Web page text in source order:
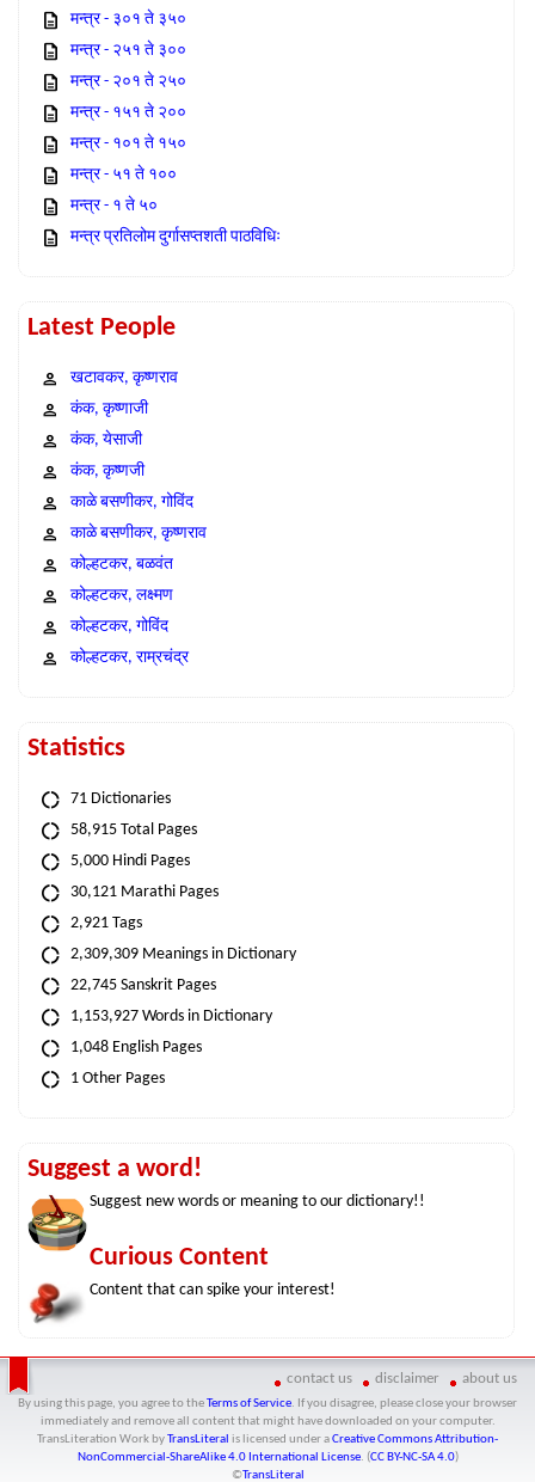
मन्त्र - ३०१ ते ३५०
मन्त्र - २५१ ते ३००
मन्त्र - २०१ ते २५०
मन्त्र - १५१ ते २००
मन्त्र - १०१ ते १५०
मन्त्र - ५१ ते १००
मन्त्र - १ ते ५०
मन्त्र प्रतिलोम दुर्गासप्तशती पाठविधिः
Latest People
खटावकर, कृष्णराव
कंक, कृष्णाजी
कंक, येसाजी
कंक, कृष्णजी
काळे बसणीकर, गोविंद
काळे बसणीकर, कृष्णराव
कोल्हटकर, बळवंत
कोल्हटकर, लक्ष्मण
कोल्हटकर, गोविंद
कोल्हटकर, राम्रचंद्र
Statistics
71 Dictionaries
58,915 Total Pages
5,000 Hindi Pages
30,121 Marathi Pages
2,921 Tags
2,309,309 Meanings in Dictionary
22,745 Sanskrit Pages
1,153,927 Words in Dictionary
1,048 English Pages
1 Other Pages
Suggest a word!
Suggest new words or meaning to our dictionary!!
Curious Content
Content that can spike your interest!
contact us disclaimer about us
By using this page, you agree to the Terms of Service. If you disagree, please close your browser
immediately and remove all content that might have downloaded on your computer.
TransLiteration Workby TransLiteral is licensed under aCreative Commons Attribution-
NonCommercial-ShareAlike 4.0 International License. (CC BY-NC-SA 4.0)
©TransLiteral